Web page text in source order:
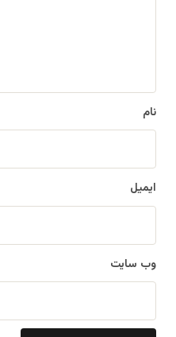
نام
ایمیل
وب‌ سایت